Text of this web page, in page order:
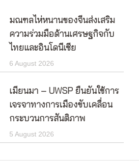
มณฑลไห่หนานของจีนส่งเสริม
ความร่วมมือด้านเศรษฐกิจกับ
ไทยและอินโดนีเซีย
6 August 2026
เมียนมา – UWSP ยืนยันใช้การ
เจรจาทางการเมืองขับเคลื่อน
กระบวนการสันติภาพ
5 August 2026